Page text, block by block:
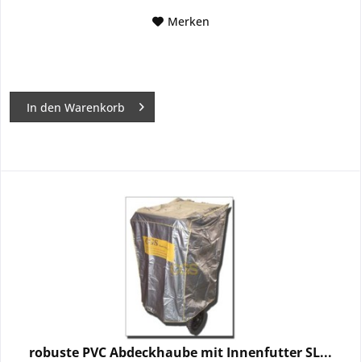
Merken
In den Warenkorb
robuste PVC Abdeckhaube mit Innenfutter SL...